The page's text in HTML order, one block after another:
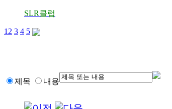
SLR클럽
1 2 3 4 5
제목 내용